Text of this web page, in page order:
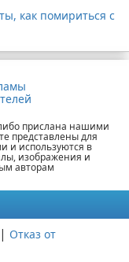
как помириться с
прислана нашими
представлены для
и используются в
изображения и
авторам
| Отказ от